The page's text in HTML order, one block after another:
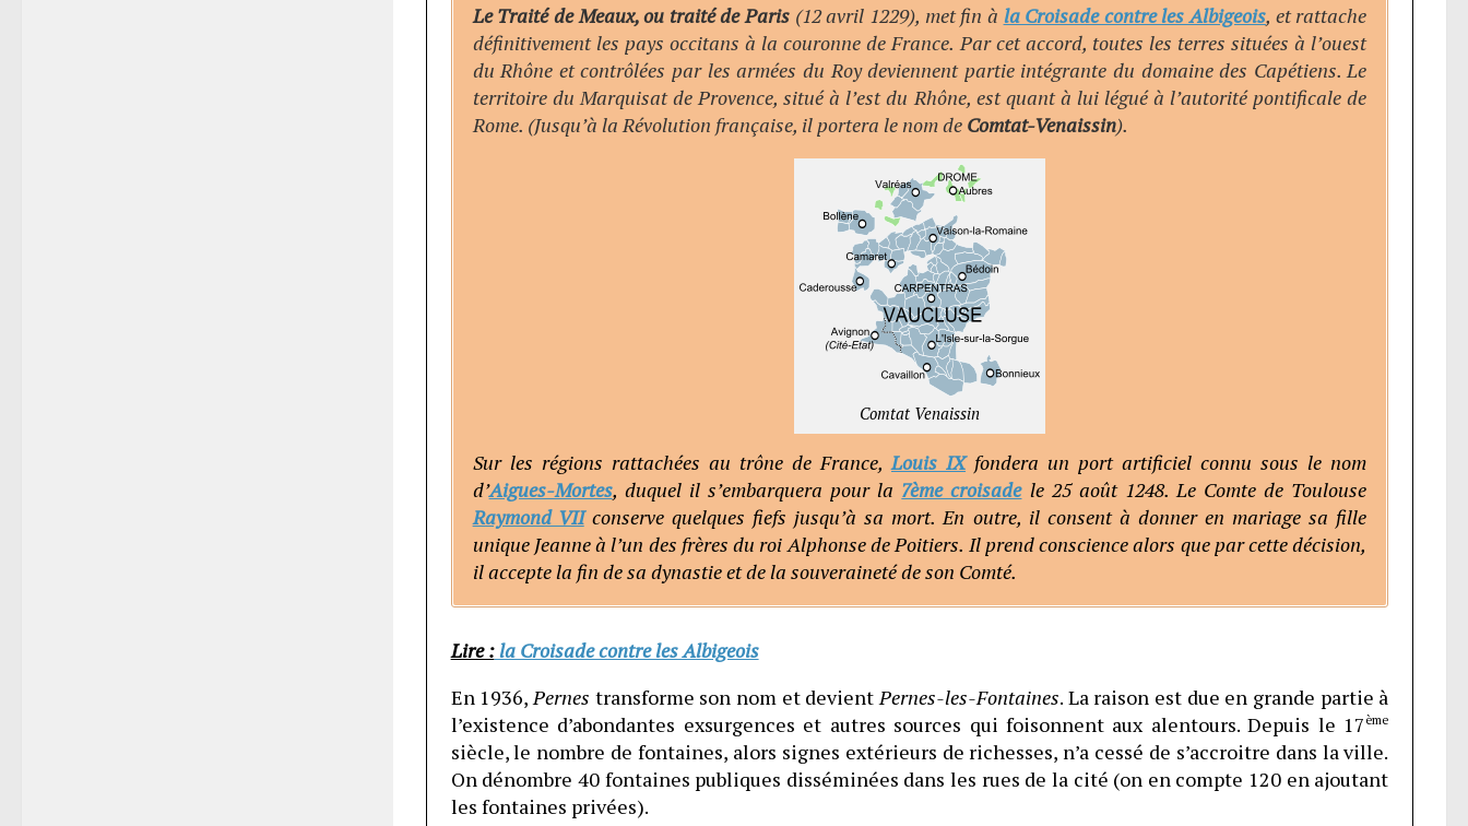
Le Traité de Meaux, ou traité de Paris (12 avril 1229), met fin à la Croisade contre les Albigeois, et rattache
définitivement les pays occitans à la couronne de France. Par cet accord, toutes les terres situées à l’ouest
du Rhône et contrôlées par les armées du Roy deviennent partie intégrante du domaine des Capétiens. Le
territoire du Marquisat de Provence, situé à l’est du Rhône, est quant à lui légué à l’autorité pontificale de
Rome. (Jusqu’à la Révolution française, il portera le nom de Comtat-Venaissin).
Comtat Venaissin
Sur les régions rattachées au trône de France, Louis IXfondera un port artificiel connu sous le nom
d’Aigues-Mortes, duquel il s’embarquera pour la 7ème croisadele 25 août 1248. Le Comte de Toulouse
Raymond VIIconserve quelques fiefs jusqu’à sa mort. En outre, il consent à donner en mariage sa fille
unique Jeanne à l’un des frères du roi Alphonse de Poitiers. Il prend conscience alors que par cette décision,
il accepte la fin de sa dynastie et de la souveraineté de son Comté.
Lire :la Croisade contre les Albigeois
En 1936, Pernes transforme son nom et devient Pernes-les-Fontaines. La raison est due en grande partie à
l’existence d’abondantes exsurgences et autres sources qui foisonnent aux alentours. Depuis le 17 ème
siècle, le nombre de fontaines, alors signes extérieurs de richesses, n’a cessé de s’accroitre dans la ville.
On dénombre 40 fontaines publiques disséminées dans les rues de la cité (on en compte 120 en ajoutant
les fontaines privées).